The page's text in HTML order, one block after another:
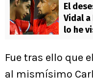
El
Vidal a
lo he
Fue tras ello que
al mismísimo